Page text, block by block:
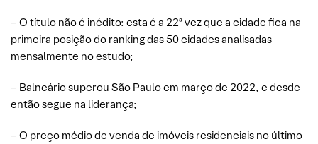
– O título não é inédito: esta é a 22ª vez que a cidade fica na
primeira posição do ranking das 50 cidades analisadas
mensalmente no estudo;
– Balneário superou São Paulo em março de 2022, e desde
então segue na liderança;
– O preço médio de venda de imóveis residenciais no último